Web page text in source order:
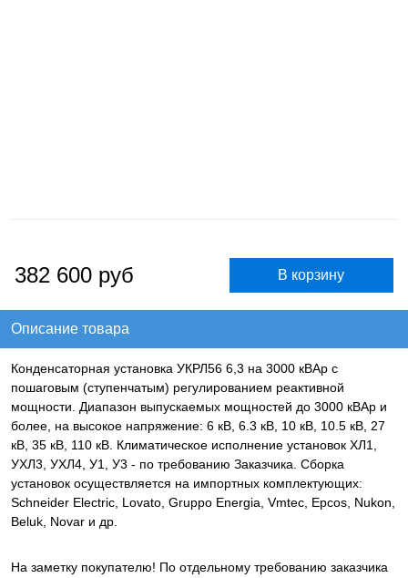
382 600 руб
Описание товара
Конденсаторная установка УКРЛ56 6,3 на 3000 кВАр с
пошаговым (ступенчатым) регулированием реактивной
мощности. Диапазон выпускаемых мощностей до 3000 кВАр и
более, на высокое напряжение: 6 кВ, 6.3 кВ, 10 кВ, 10.5 кВ, 27
кВ, 35 кВ, 110 кВ. Климатическое исполнение установок ХЛ1,
УХЛ3, УХЛ4, У1, У3 - по требованию Заказчика. Сборка
установок осуществляется на импортных комплектующих:
Schneider Electric, Lovato, Gruppo Energia, Vmtec, Epcos, Nukon,
Beluk, Novar и др.
На заметку покупателю! По отдельному требованию заказчика